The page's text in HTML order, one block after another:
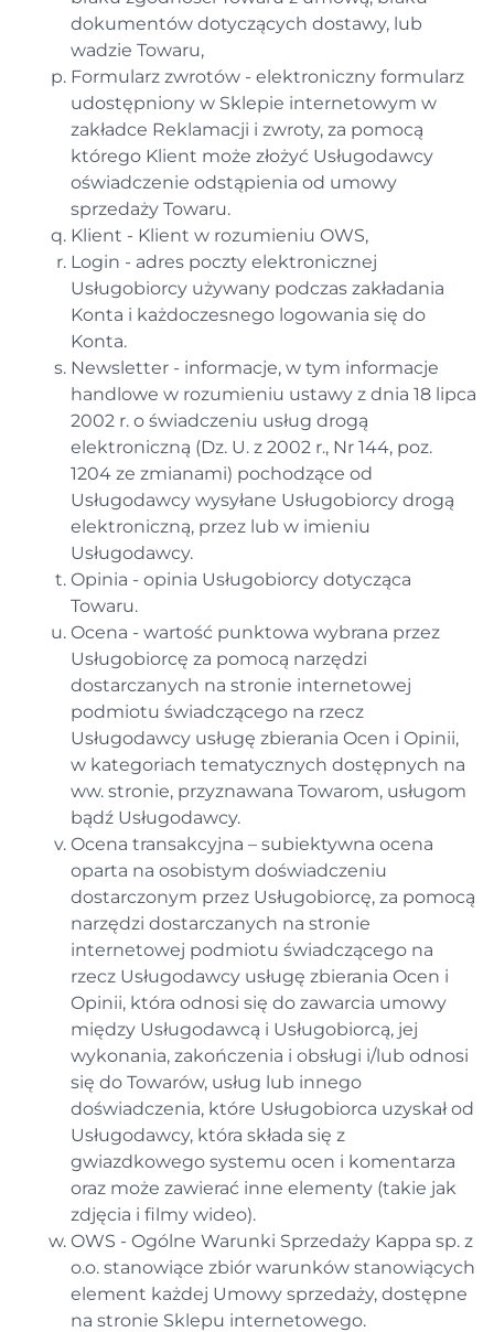
dokumentów dotyczących dostawy, lub
wadzie Towaru,
Formularz zwrotów - elektroniczny formularz
udostępniony w Sklepie internetowym w
zakładce Reklamacji i zwroty, za pomocą
którego Klient może złożyć Usługodawcy
oświadczenie odstąpienia od umowy
sprzedaży Towaru.
Klient - Klient w rozumieniu OWS,
Login - adres poczty elektronicznej
Usługobiorcy używany podczas zakładania
Konta i każdoczesnego logowania się do
Konta.
Newsletter - informacje, w tym informacje
handlowe w rozumieniu ustawy z dnia 18 lipca
2002 r. o świadczeniu usług drogą
elektroniczną (Dz. U. z 2002 r., Nr 144, poz.
1204 ze zmianami) pochodzące od
Usługodawcy wysyłane Usługobiorcy drogą
elektroniczną, przez lub w imieniu
Usługodawcy.
Opinia - opinia Usługobiorcy dotycząca
Towaru.
Ocena - wartość punktowa wybrana przez
Usługobiorcę za pomocą narzędzi
dostarczanych na stronie internetowej
podmiotu świadczącego na rzecz
Usługodawcy usługę zbierania Ocen i Opinii,
w kategoriach tematycznych dostępnych na
ww. stronie, przyznawana Towarom, usługom
bądź Usługodawcy.
Ocena transakcyjna – subiektywna ocena
oparta na osobistym doświadczeniu
dostarczonym przez Usługobiorcę, za pomocą
narzędzi dostarczanych na stronie
internetowej podmiotu świadczącego na
rzecz Usługodawcy usługę zbierania Ocen i
Opinii, która odnosi się do zawarcia umowy
między Usługodawcą i Usługobiorcą, jej
wykonania, zakończenia i obsługi i/lub odnosi
się do Towarów, usług lub innego
doświadczenia, które Usługobiorca uzyskał od
Usługodawcy, która składa się z
gwiazdkowego systemu ocen i komentarza
oraz może zawierać inne elementy (takie jak
zdjęcia i filmy wideo).
OWS - Ogólne Warunki Sprzedaży Kappa sp. z
o.o. stanowiące zbiór warunków stanowiących
element każdej Umowy sprzedaży, dostępne
na stronie Sklepu internetowego.